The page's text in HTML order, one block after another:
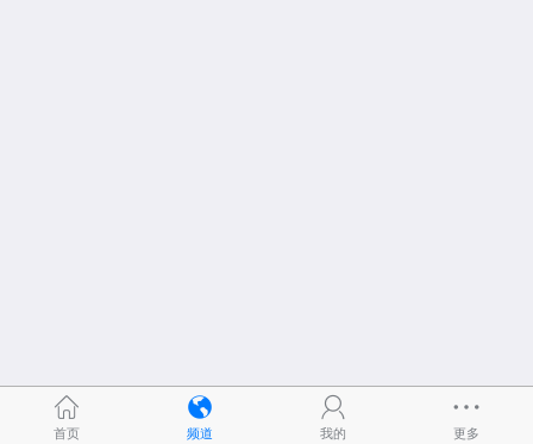
首页 频道 我的 更多